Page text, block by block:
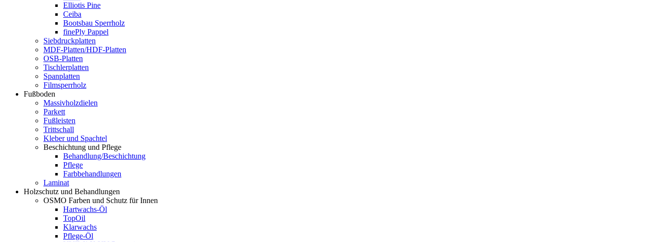
Elliotis Pine
Ceiba
Bootsbau Sperrholz
finePly Pappel
Siebdruckplatten
MDF-Platten/HDF-Platten
OSB-Platten
Tischlerplatten
Spanplatten
Filmsperrholz
Fußboden
Massivholzdielen
Parkett
Fußleisten
Trittschall
Kleber und Spachtel
Beschichtung und Pflege
Behandlung/Beschichtung
Pflege
Farbbehandlungen
Laminat
Holzschutz und Behandlungen
OSMO Farben und Schutz für Innen
Hartwachs-Öl
TopOil
Klarwachs
Pflege-Öl